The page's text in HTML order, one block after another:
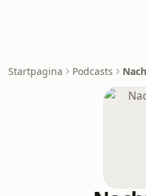
Startpagina Podcasts